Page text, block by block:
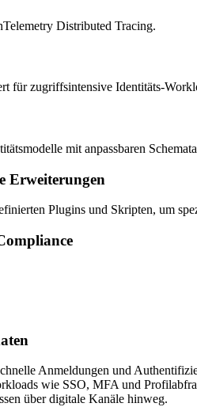
Distributed Tracing.
für zugriffsintensive Identitäts-
mit anpassbaren
Erweiterungen
Plugins und Skripten, um
Anmeldungen und
wie SSO, MFA und
über digitale Kanäle hinweg.